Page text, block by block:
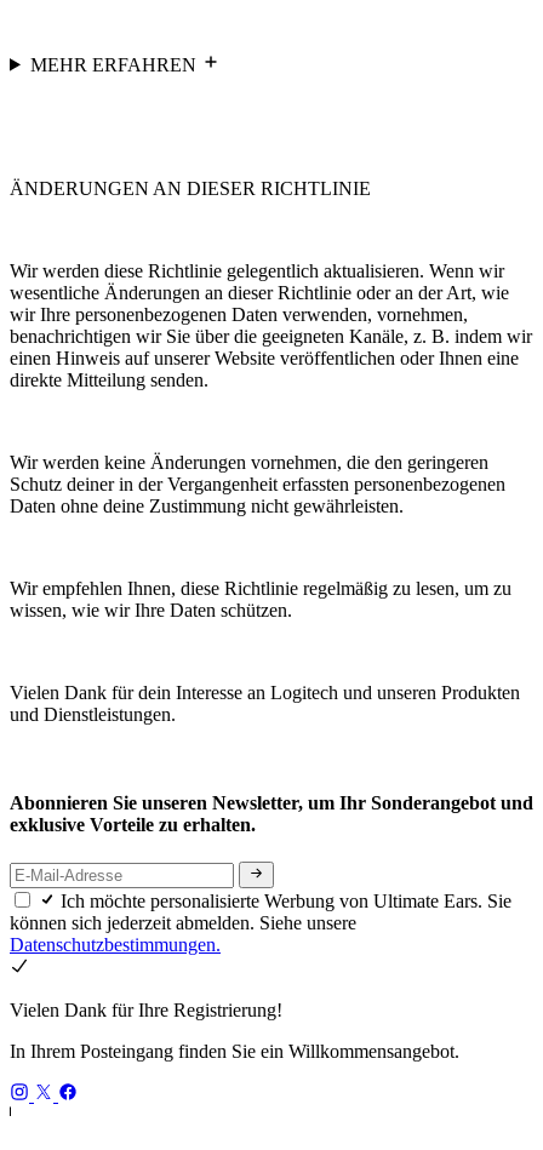
MEHR ERFAHREN
ÄNDERUNGEN AN DIESER RICHTLINIE
Wir werden diese Richtlinie gelegentlich aktualisieren. Wenn wir
wesentliche Änderungen an dieser Richtlinie oder an der Art, wie
wir Ihre personenbezogenen Daten verwenden, vornehmen,
benachrichtigen wir Sie über die geeigneten Kanäle, z. B. indem wir
einen Hinweis auf unserer Website veröffentlichen oder Ihnen eine
direkte Mitteilung senden.
Wir werden keine Änderungen vornehmen, die den geringeren
Schutz deiner in der Vergangenheit erfassten personenbezogenen
Daten ohne deine Zustimmung nicht gewährleisten.
Wir empfehlen Ihnen, diese Richtlinie regelmäßig zu lesen, um zu
wissen, wie wir Ihre Daten schützen.
Vielen Dank für dein Interesse an Logitech und unseren Produkten
und Dienstleistungen.
Abonnieren Sie unseren Newsletter, um Ihr Sonderangebot und
exklusive Vorteile zu erhalten.
Ich möchte personalisierte Werbung von Ultimate Ears. Sie
können sich jederzeit abmelden. Siehe unsere
Datenschutzbestimmungen.
Vielen Dank für Ihre Registrierung!
In Ihrem Posteingang finden Sie ein Willkommensangebot.